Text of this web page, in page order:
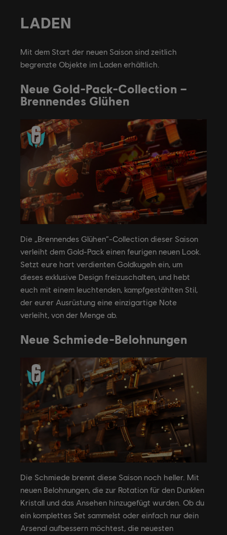
LADEN
Mit dem Start der neuen Saison sind zeitlich
begrenzte Objekte im Laden erhältlich.
Neue Gold-Pack-Collection –
Brennendes Glühen
Die „Brennendes Glühen“-Collection dieser Saison
verleiht dem Gold-Pack einen feurigen neuen Look.
Setzt eure hart verdienten Goldkugeln ein, um
dieses exklusive Design freizuschalten, und hebt
euch mit einem leuchtenden, kampfgestählten Stil,
der eurer Ausrüstung eine einzigartige Note
verleiht, von der Menge ab.
Neue Schmiede-Belohnungen
Die Schmiede brennt diese Saison noch heller. Mit
neuen Belohnungen, die zur Rotation für den Dunklen
Kristall und das Ansehen hinzugefügt wurden. Ob du
ein komplettes Set sammelst oder einfach nur dein
Arsenal aufbessern möchtest, die neuesten